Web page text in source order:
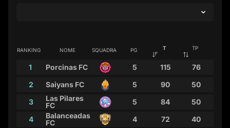
RANKING NOME SQUADRA PG T TP
1 Porcinas FC 5 115 76
2
Saiyans FC 5 90 50
3
Las Pilares
FC
5 84 50
4
Balanceadas
FC
4 72 40